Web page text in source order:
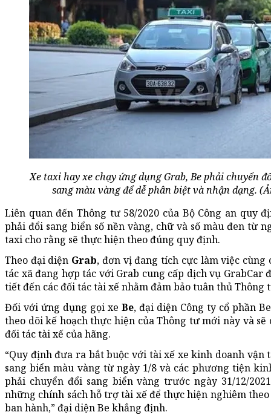
Xe taxi hay xe chạy ứng dụng Grab, Be phải chuyển
sang màu vàng để dễ phân biệt và nhận dạng.
Liên quan đến Thông tư 58/2020 của Bộ Công an quy
phải đổi sang biển số nền vàng, chữ và số màu đen từ
taxi cho rằng sẽ thực hiện theo đúng quy định.
Theo đại diện Grab, đơn vị đang tích cực làm việc cùng
tác xã đang hợp tác với Grab cung cấp dịch vụ GrabCar
tiết đến các đối tác tài xế nhằm đảm bảo tuân thủ Thông
Đối với ứng dụng gọi xe Be, đại diện Công ty cổ phần
theo dõi kế hoạch thực hiện của Thông tư mới này và
đối tác tài xế của hãng.
“Quy định đưa ra bắt buộc với tài xế xe kinh doanh vận
sang biển màu vàng từ ngày 1/8 và các phương tiện
phải chuyển đổi sang biển vàng trước ngày 31/12/
những chính sách hỗ trợ tài xế để thực hiện nghiêm
ban hành,” đại diện Be khẳng định.